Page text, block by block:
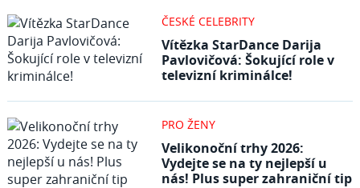
ČESKÉ CELEBRITY
Vítězka StarDance Darija
Pavlovičová: Šokující role v
televizní kriminálce!
PRO ŽENY
Velikonoční trhy 2026:
Vydejte se na ty nejlepší u
nás! Plus super zahraniční tip